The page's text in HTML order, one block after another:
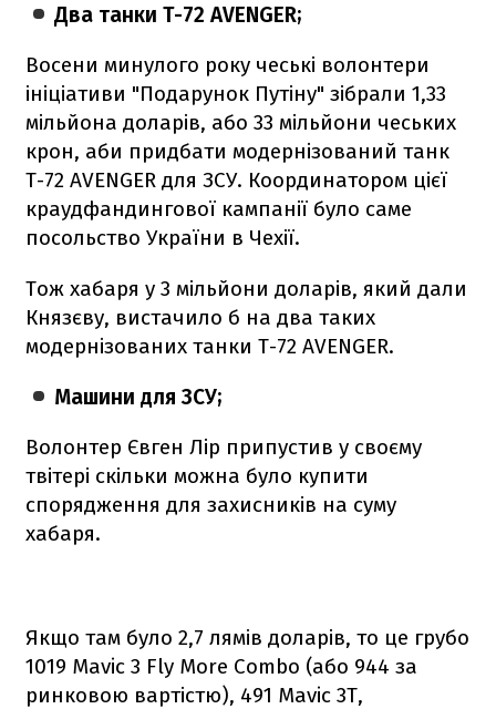
Два танки T-72 AVENGER;
Восени минулого року чеські волонтери
ініціативи "Подарунок Путіну" зібрали 1,33
мільйона доларів, або 33 мільйони чеських
крон, аби придбати модернізований танк
T-72 AVENGER для ЗСУ. Координатором цієї
краудфандингової кампанії було саме
посольство України в Чехії.
Тож хабаря у 3 мільйони доларів, який дали
Князєву, вистачило б на два таких
модернізованих танки T-72 AVENGER.
Машини для ЗСУ;
Волонтер Євген Лір припустив у своєму
твітері скільки можна було купити
спорядження для захисників на суму
хабаря.
Якщо там було 2,7 лямів доларів, то це грубо
1019 Mavic 3 Fly More Combo (або 944 за
ринковою вартістю), 491 Mavic 3T,